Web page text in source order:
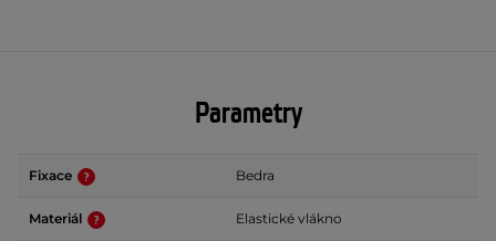
Parametry
Fixace Bedra
Materiál Elastické vlákno